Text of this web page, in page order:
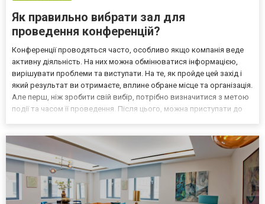
Як правильно вибрати зал для
проведення конференцій?
Конференції проводяться часто, особливо якщо компанія веде
активну діяльність. На них можна обмінюватися інформацією,
вирішувати проблеми та виступати. На те, як пройде цей захід і
який результат ви отримаєте, вплине обране місце та організація.
Але перш, ніж зробити свій вибір, потрібно визначитися з метою
події та часом її проведення. Після цього, можна приступати до